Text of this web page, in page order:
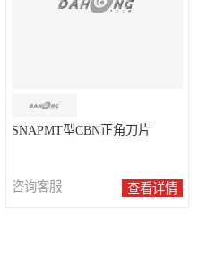
SNAPMT型CBN正角刀片
咨询客服 查看详情